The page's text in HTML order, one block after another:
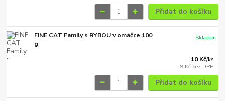
Přidat do košíku
FINE CAT Family s RYBOU v omáčce 100
g
10 Kč/ks
9 Kč bez DPH
Skladem
Přidat do košíku